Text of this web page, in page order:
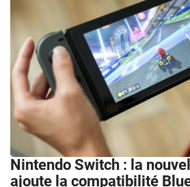
Nintendo Switch : la
ajoute la compatibilité